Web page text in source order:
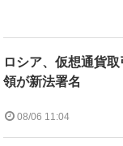
ロシア、仮想通貨
領が新法署名
08/06 11:04